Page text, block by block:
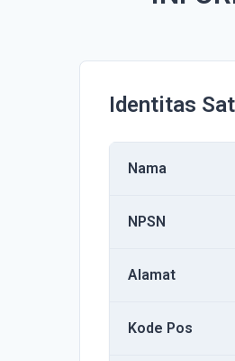
Identitas
Nama
NPSN
Alamat
Kode Pos